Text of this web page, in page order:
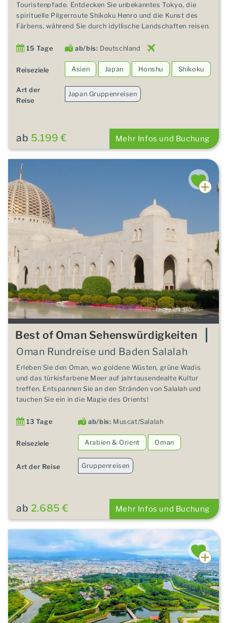
Touristenpfade. Entdecken Sie unbekanntes Tokyo, die
spirituelle Pilgerroute Shikoku Henro und die Kunst des
Färbens, während Sie durch idyllische Landschaften reisen.
15 Tage ab/bis: Deutschland
Reiseziele Asien Japan Honshu Shikoku
Art der
Reise
Japan Gruppenreisen
ab 5.199 € Mehr Infos und Buchung
Best of Oman Sehenswürdigkeiten
Oman Rundreise und Baden Salalah
Erleben Sie den Oman, wo goldene Wüsten, grüne Wadis
und das türkisfarbene Meer auf jahrtausendealte Kultur
treffen. Entspannen Sie an den Stränden von Salalah und
tauchen Sie ein in die Magie des Orients!
13 Tage ab/bis: Muscat/Salalah
Reiseziele Arabien & Orient Oman
Art der Reise Gruppenreisen
ab 2.685 € Mehr Infos und Buchung